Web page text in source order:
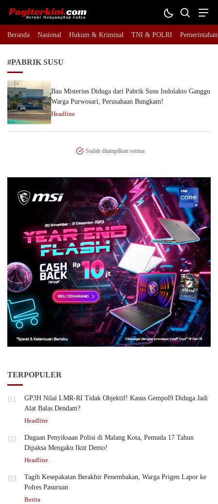
Pagiterkini.com
Berani Mengungkap Fakta
Beranda Nasional Hukum & Kriminal TNI & POLRI Pemerintahan
#PABRIK SUSU
Bau Misterius Diduga dari Pabrik Susu Indolakto Ganggu
Warga Purwosari, Perusahaan Bungkam!
Headline
Sudah ditampilkan semua
TERPOPULER
01
GP3H Nilai LMR-RI Tidak Objektif! Kasus Gempol9 Diduga Jadi
Alat Balas Dendam?
Headline
02
Dugaan Penyiksaan Polisi di Malang Kota, Pemuda 17 Tahun
Dipaksa Mengaku Ikut Demo!
Headline
03
Tagih Kesepakatan Berakhir Penembakan, Warga Prigen Lapor ke
Polres Pasuruan
Berita